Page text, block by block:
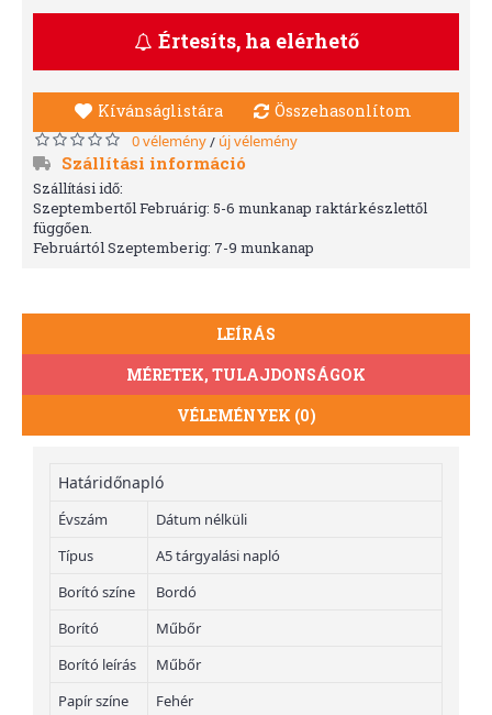
Értesíts, ha elérhető
Kívánságlistára Összehasonlítom
0 vélemény/ új vélemény
Szállítási információ
Szállítási idő:
Szeptembertől Februárig: 5-6 munkanap raktárkészlettől
függően.
Februártól Szeptemberig: 7-9 munkanap
LEÍRÁS
MÉRETEK, TULAJDONSÁGOK
VÉLEMÉNYEK (0)
Határidőnapló
Évszám
Dátum nélküli
Típus
A5 tárgyalási napló
Borító színe
Bordó
Borító
Műbőr
Borító leírás
Műbőr
Papír színe
Fehér